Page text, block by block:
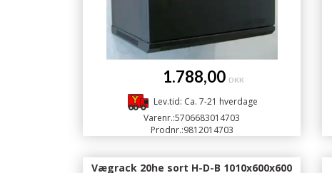
1.788,00 DKK
Lev.tid: Ca. 7-21 hverdage
Varenr.:5706683014703
Prodnr.:9812014703
Vægrack 20he sort H-D-B 1010x600x600